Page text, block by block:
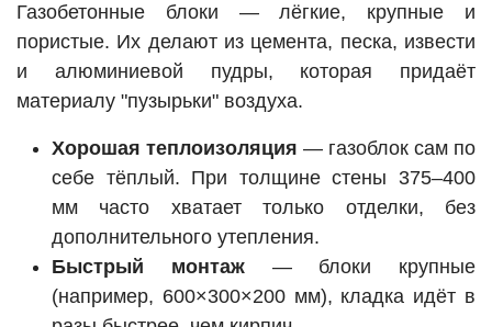
Газобетонные блоки — лёгкие, крупные и
пористые. Их делают из цемента, песка, извести
и алюминиевой пудры, которая придаёт
материалу "пузырьки" воздуха.
Хорошая теплоизоляция — газоблок сам по
себе тёплый. При толщине стены 375–400
мм часто хватает только отделки, без
дополнительного утепления.
Быстрый монтаж— блоки крупные
(например, 600×300×200 мм), кладка идёт в